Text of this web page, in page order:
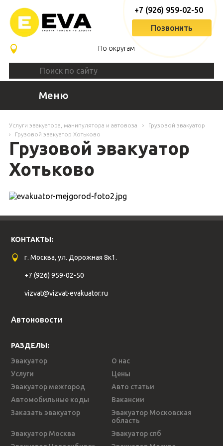
По округам
+7 (926) 959-02-50
Позвонить
Меню
Услуги эвакуатора, манипулятора и автовоза
Грузовой эвакуатор
Грузовой эвакуатор Хотьково
Грузовой эвакуатор
Хотьково
КОНТАКТЫ:
г. Москва, ул. Дорожная 8к1.
+7 (926) 959-02-50
vizvat@vizvat-evakuator.ru
Автоновости
РАЗДЕЛЫ:
Эвакуатор
О нас
Услуги
Цены
Эвакуатор межгород
Авто статьи
Автомобильные коды
Вакансии
Заказать эвакуатор
Эвакуатор Московская
область
Эвакуатор Москва
Эвакуатор спб